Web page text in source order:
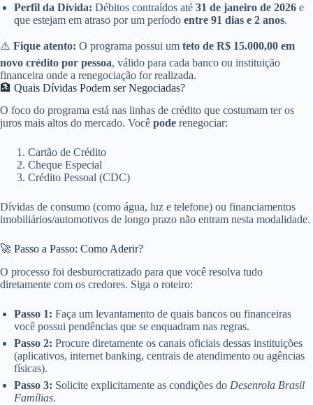
Perfil da Dívida: Débitos contraídos até 31 de janeiro de 2026 e
que estejam em atraso por um período entre 91 dias e 2 anos.
⚠️ Fique atento: O programa possui um teto de R$ 15.000,00 em
novo crédito por pessoa, válido para cada banco ou instituição
financeira onde a renegociação for realizada.
🏦 Quais Dívidas Podem ser Negociadas?
O foco do programa está nas linhas de crédito que costumam ter os
juros mais altos do mercado. Você pode renegociar:
Cartão de Crédito
Cheque Especial
Crédito Pessoal (CDC)
Dívidas de consumo (como água, luz e telefone) ou financiamentos
imobiliários/automotivos de longo prazo não entram nesta modalidade.
🚀 Passo a Passo: Como Aderir?
O processo foi desburocratizado para que você resolva tudo
diretamente com os credores. Siga o roteiro:
Passo 1: Faça um levantamento de quais bancos ou financeiras
você possui pendências que se enquadram nas regras.
Passo 2: Procure diretamente os canais oficiais dessas instituições
(aplicativos, internet banking, centrais de atendimento ou agências
físicas).
Passo 3: Solicite explicitamente as condições do Desenrola Brasil
Famílias.